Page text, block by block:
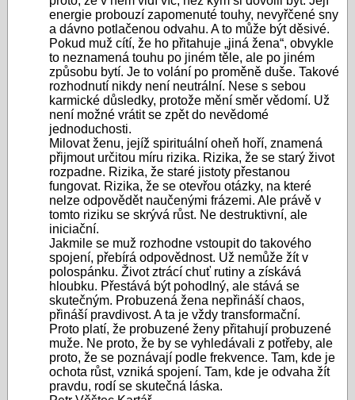
energie probouzí zapomenuté touhy, nevyřčené sny
a dávno potlačenou odvahu. A to může být děsivé.
Pokud muž cítí, že ho přitahuje „jiná žena“, obvykle
to neznamená touhu po jiném těle, ale po jiném
způsobu bytí. Je to volání po proměně duše. Takové
rozhodnutí nikdy není neutrální. Nese s sebou
karmické důsledky, protože mění směr vědomí. Už
není možné vrátit se zpět do nevědomé
jednoduchosti.
Milovat ženu, jejíž spirituální oheň hoří, znamená
přijmout určitou míru rizika. Rizika, že se starý život
rozpadne. Rizika, že staré jistoty přestanou
fungovat. Rizika, že se otevřou otázky, na které
nelze odpovědět naučenými frázemi. Ale právě v
tomto riziku se skrývá růst. Ne destruktivní, ale
iniciační.
Jakmile se muž rozhodne vstoupit do takového
spojení, přebírá odpovědnost. Už nemůže žít v
polospánku. Život ztrácí chuť rutiny a získává
hloubku. Přestává být pohodlný, ale stává se
skutečným. Probuzená žena nepřináší chaos,
přináší pravdivost. A ta je vždy transformační.
Proto platí, že probuzené ženy přitahují probuzené
muže. Ne proto, že by se vyhledávali z potřeby, ale
proto, že se poznávají podle frekvence. Tam, kde je
ochota růst, vzniká spojení. Tam, kde je odvaha žít
pravdu, rodí se skutečná láska.